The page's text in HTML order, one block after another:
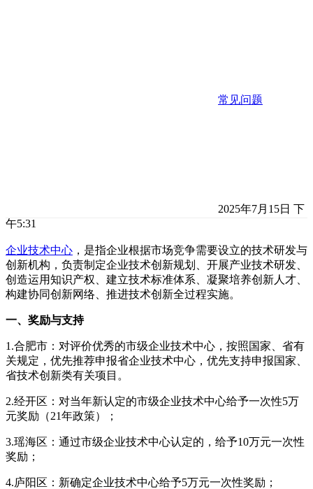
常见问题
2025年7月15日 下
午5:31
企业技术中心 ，是指企业根据市场竞争需要设立的技术研发与
创新机构，负责制定企业技术创新规划、开展产业技术研发、
创造运用知识产权、建立技术标准体系、凝聚培养创新人才、
构建协同创新网络、推进技术创新全过程实施。
一、奖励与支持
1.合肥市：对评价优秀的市级企业技术中心，按照国家、省有
关规定，优先推荐申报省企业技术中心，优先支持申报国家、
省技术创新类有关项目。
2.经开区：对当年新认定的市级企业技术中心给予一次性5万
元奖励（21年政策）；
3.瑶海区：通过市级企业技术中心认定的，给予10万元一次性
奖励；
4.庐阳区：新确定企业技术中心给予5万元一次性奖励；